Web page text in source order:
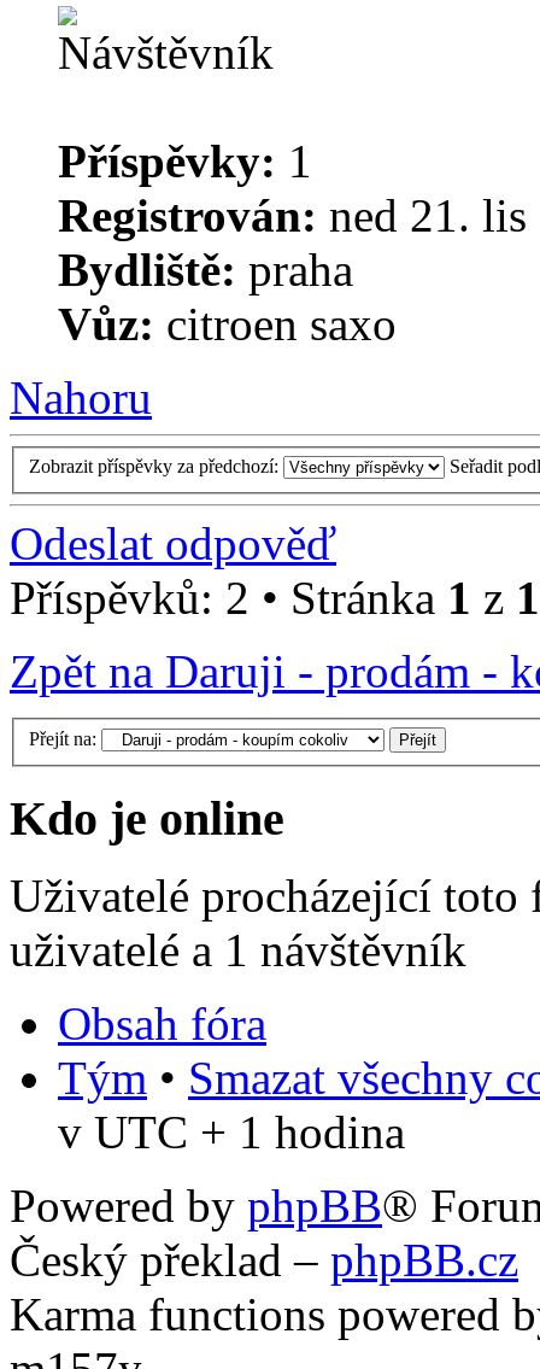
Příspěvky: 1
Registrován: ned 21.
Bydliště: praha
Vůz: citroen saxo
Nahoru
Zobrazit příspěvky za předchozí: Seřadit
Odeslat odpověď
Příspěvků: 2 • Stránka 1 z 1
Zpět na Daruji - prodám -
Přejít na:
Kdo je online
Uživatelé procházející
uživatelé a 1 návštěvník
Obsah fóra
Tým • Smazat všechny
v UTC + 1 hodina
Powered by phpBB®
Český překlad – phpBB.cz
Karma functions powered